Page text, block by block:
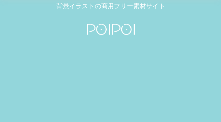
背景イラストの商用フリー素材サイト